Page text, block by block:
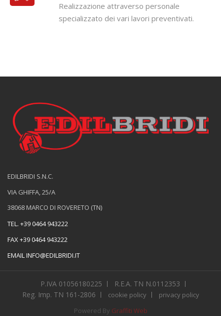
Realizzazione attraverso personale
specializzato dei vari lavori preventivati.
EDILBRIDI S.N.C.
VIA GHIFFA, 25/A
38068 MARCO DI ROVERETO (TN)
TEL. +39 0464 943222
FAX+39 0464 943222
EMAILINFO@EDILBRIDI.IT
P.IVA 01056180225
R.E.A. TN N.0112353
Reg. Imp. TN 161-2806
cookie policy
privacy policy
Powered By Graffiti Web